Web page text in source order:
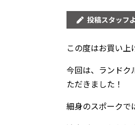
投稿スタッフ
この度はお買い上
今回は、ランドク
ただきました！
細身のスポークで